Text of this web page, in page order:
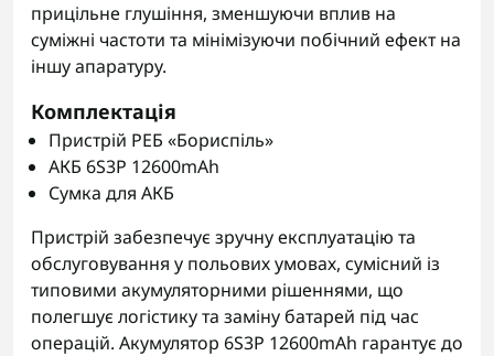
прицільне глушіння, зменшуючи вплив на
суміжні частоти та мінімізуючи побічний ефект на
іншу апаратуру.
Комплектація
Пристрій РЕБ «Бориспіль»
АКБ 6S3P 12600mAh
Сумка для АКБ
Пристрій забезпечує зручну експлуатацію та
обслуговування у польових умовах, сумісний із
типовими акумуляторними рішеннями, що
полегшує логістику та заміну батарей під час
операцій. Акумулятор 6S3P 12600mAh гарантує до